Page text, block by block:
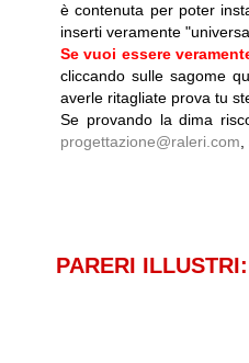
è contenuta per poter
inserti veramente
Se vuoi essere
cliccando sulle sagome
averle ritagliate prova tu
Se provando la dima
progettazione@raleri.com
PARERI ILLUSTRI: